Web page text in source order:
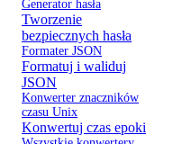
Generator hasła
Tworzenie
bezpiecznych hasła
Formater JSON
Formatuj i waliduj
JSON
Konwerter znaczników
czasu Unix
Konwertuj czas epoki